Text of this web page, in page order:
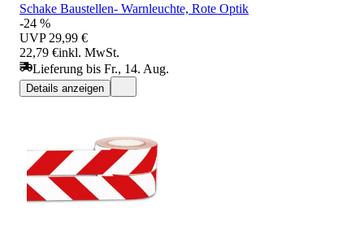
Schake Baustellen- Warnleuchte, Rote Optik
-24 %
UVP 29,99 €
22,79 €inkl. MwSt.
Lieferung bis Fr., 14. Aug.
Details anzeigen